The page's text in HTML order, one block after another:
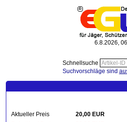
6.8.2026,
Schnellsuche
Suchvorschläge sind
Aktueller Preis
20,00 EUR